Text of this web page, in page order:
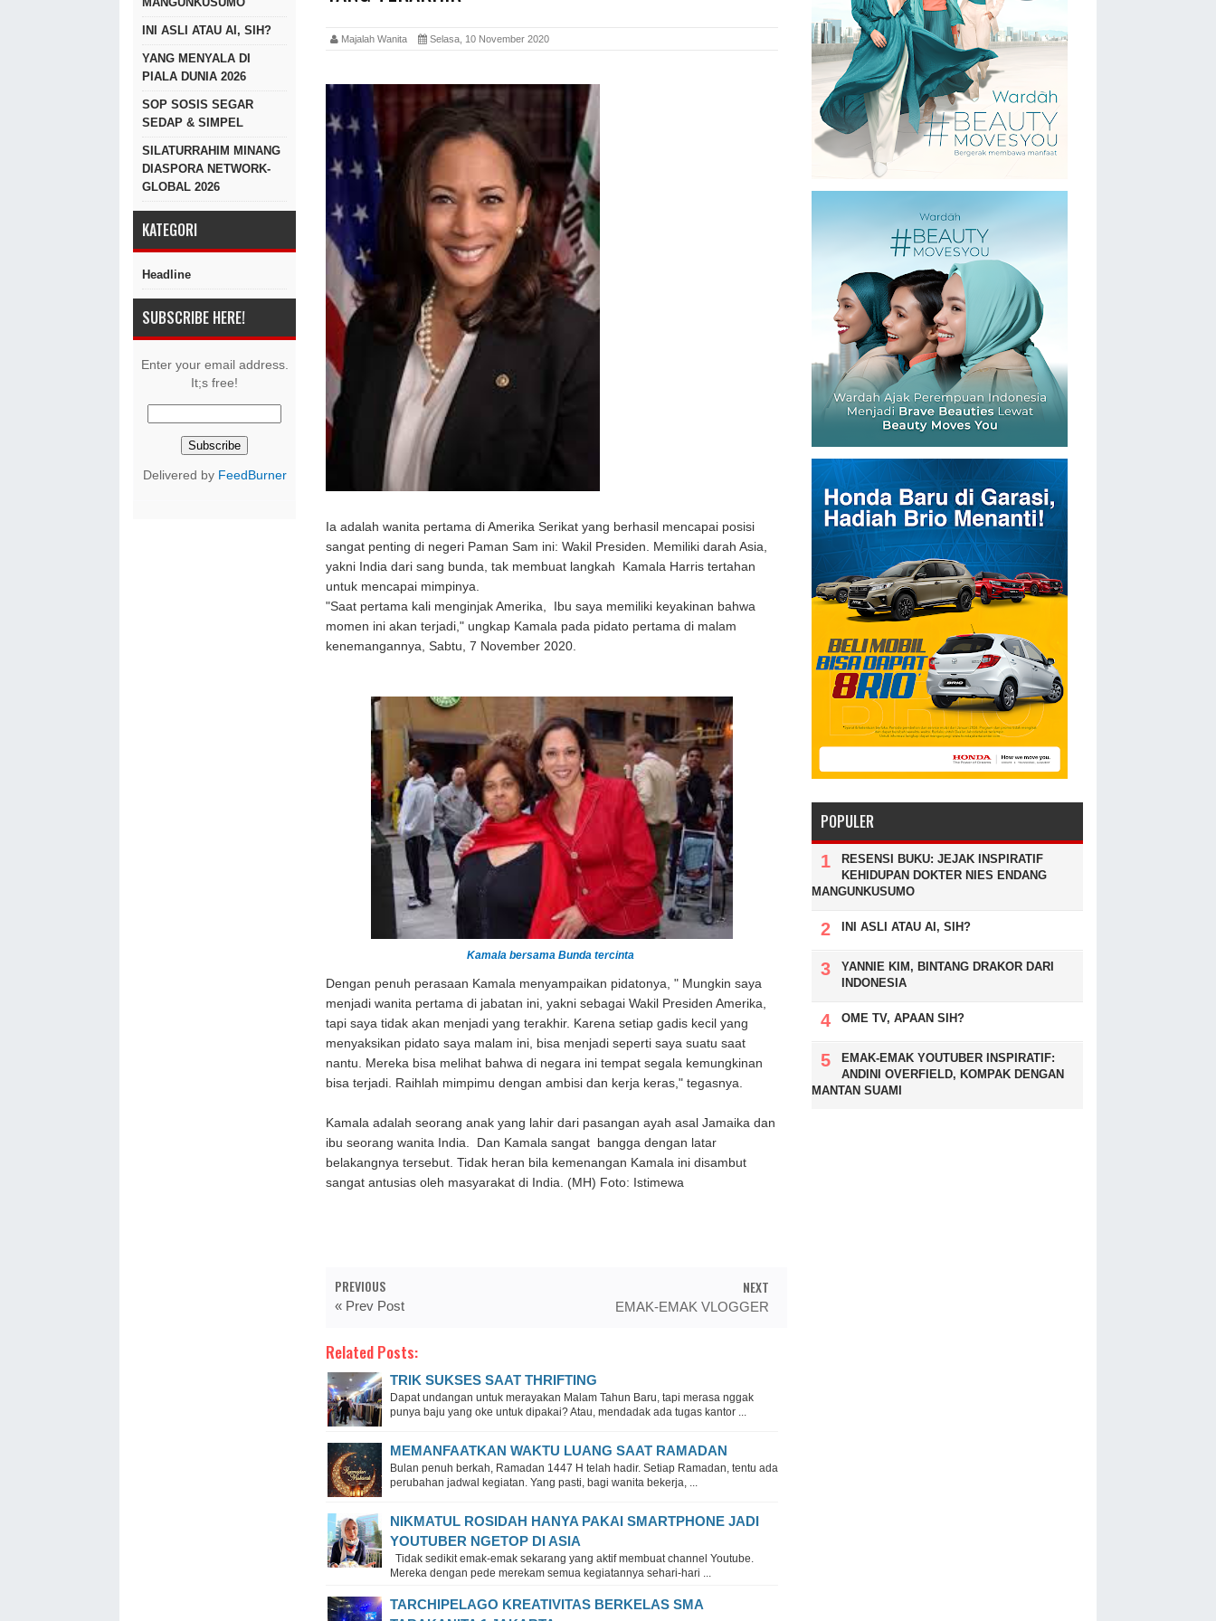
INI ASLI ATAU AI, SIH?
YANG MENYALA DI
PIALA DUNIA 2026
SOP SOSIS SEGAR
SEDAP & SIMPEL
SILATURRAHIM MINANG
DIASPORA NETWORK-
GLOBAL 2026
KATEGORI
Headline
SUBSCRIBE HERE!
Enter your email address.
It;s free!
Delivered by FeedBurner
Majalah Wanita Selasa, 10 November 2020
Ia adalah wanita pertama di Amerika Serikat yang berhasil mencapai posisi
sangat penting di negeri Paman Sam ini: Wakil Presiden. Memiliki darah Asia,
yakni India dari sang bunda, tak membuat langkah Kamala Harris tertahan
untuk mencapai mimpinya.
"Saat pertama kali menginjak Amerika, Ibu saya memiliki keyakinan bahwa
momen ini akan terjadi," ungkap Kamala pada pidato pertama di malam
kenemangannya, Sabtu, 7 November 2020.
Kamala bersama Bunda tercinta
Dengan penuh perasaan Kamala menyampaikan pidatonya, " Mungkin saya
menjadi wanita pertama di jabatan ini, yakni sebagai Wakil Presiden Amerika,
tapi saya tidak akan menjadi yang terakhir. Karena setiap gadis kecil yang
menyaksikan pidato saya malam ini, bisa menjadi seperti saya suatu saat
nantu. Mereka bisa melihat bahwa di negara ini tempat segala kemungkinan
bisa terjadi. Raihlah mimpimu dengan ambisi dan kerja keras," tegasnya.
Kamala adalah seorang anak yang lahir dari pasangan ayah asal Jamaika dan
ibu seorang wanita India. Dan Kamala sangat bangga dengan latar
belakangnya tersebut. Tidak heran bila kemenangan Kamala ini disambut
sangat antusias oleh masyarakat di India. (MH) Foto: Istimewa
PREVIOUS
« Prev Post
NEXT
EMAK-EMAK VLOGGER
Related Posts:
TRIK SUKSES SAAT THRIFTING
Dapat undangan untuk merayakan Malam Tahun Baru, tapi merasa nggak
punya baju yang oke untuk dipakai? Atau, mendadak ada tugas kantor ...
MEMANFAATKAN WAKTU LUANG SAAT RAMADAN
Bulan penuh berkah, Ramadan 1447 H telah hadir. Setiap Ramadan, tentu ada
perubahan jadwal kegiatan. Yang pasti, bagi wanita bekerja, ...
NIKMATUL ROSIDAH HANYA PAKAI SMARTPHONE JADI
YOUTUBER NGETOP DI ASIA
Tidak sedikit emak-emak sekarang yang aktif membuat channel Youtube.
Mereka dengan pede merekam semua kegiatannya sehari-hari ...
TARCHIPELAGO KREATIVITAS BERKELAS SMA
POPULER
RESENSI BUKU: JEJAK INSPIRATIF
KEHIDUPAN DOKTER NIES ENDANG
MANGUNKUSUMO
INI ASLI ATAU AI, SIH?
YANNIE KIM, BINTANG DRAKOR DARI
INDONESIA
OME TV, APAAN SIH?
EMAK-EMAK YOUTUBER INSPIRATIF:
ANDINI OVERFIELD, KOMPAK DENGAN
MANTAN SUAMI